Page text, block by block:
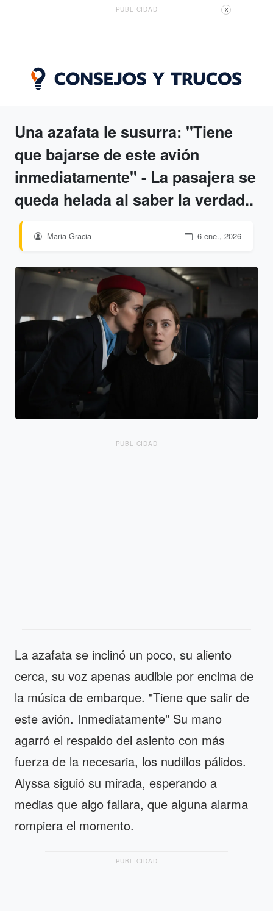
PUBLICIDAD X
Una azafata le susurra: "Tiene
que bajarse de este avión
inmediatamente" - La pasajera se
queda helada al saber la verdad..
Maria Gracia 6 ene., 2026
PUBLICIDAD
La azafata se inclinó un poco, su aliento
cerca, su voz apenas audible por encima de
la música de embarque. "Tiene que salir de
este avión. Inmediatamente" Su mano
agarró el respaldo del asiento con más
fuerza de la necesaria, los nudillos pálidos.
Alyssa siguió su mirada, esperando a
medias que algo fallara, que alguna alarma
rompiera el momento.
PUBLICIDAD